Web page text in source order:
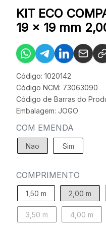
KIT ECO
19 x 19 mm
Código: 1020142
Código NCM: 73063090
Código de Barras do
Embalagem: JOGO
COM EMENDA
Nao Sim
COMPRIMENTO
1,50 m 2,00 m
3,50 m 4,00 m